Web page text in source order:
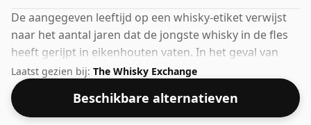
De aangegeven leeftijd op een whisky-etiket verwijst
naar het aantal jaren dat de jongste whisky in de fles
heeft gerijpt in eikenhouten vaten. In het geval van
deze Scotch Whisky van The Macallan is dat 14 jaar.
Gebotteld op een mooie drinksterkte van 58% wordt
deze whisky geleverd in een fles van 70cl.
Laatst gezien bij: The Whisky Exchange
Beschikbare alternatieven